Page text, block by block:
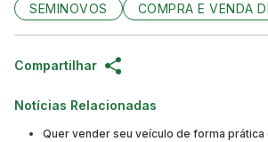
SEMINOVOS
COMPRA E VENDA
Compartilhar
Notícias Relacionadas
Quer vender seu veículo de forma prática